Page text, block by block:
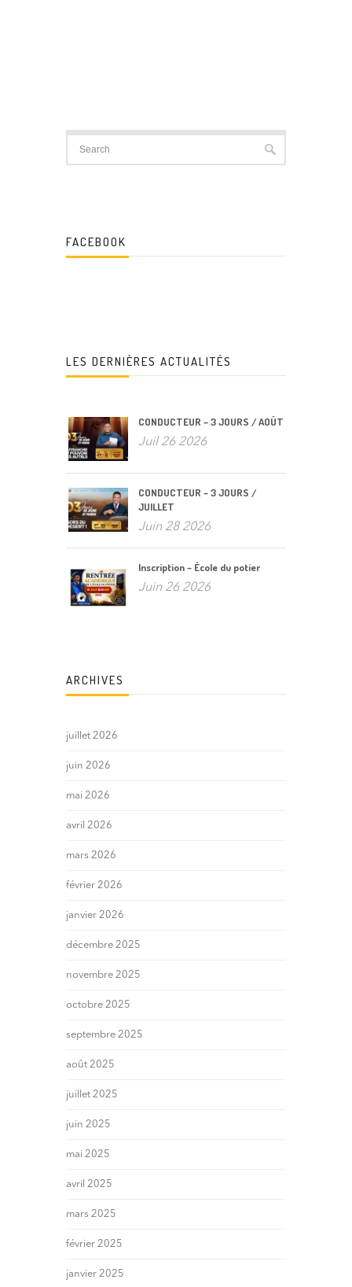
FACEBOOK
LES DERNIÈRES ACTUALITÉS
CONDUCTEUR – 3 JOURS / AOÛT
Juil 26 2026
CONDUCTEUR – 3 JOURS /
JUILLET
Juin 28 2026
Inscription – École du potier
Juin 26 2026
ARCHIVES
juillet 2026
juin 2026
mai 2026
avril 2026
mars 2026
février 2026
janvier 2026
décembre 2025
novembre 2025
octobre 2025
septembre 2025
août 2025
juillet 2025
juin 2025
mai 2025
avril 2025
mars 2025
février 2025
janvier 2025